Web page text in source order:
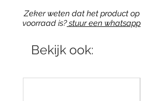
Zeker weten dat het product op
voorraad is?stuur een whatsapp
Bekijk ook: